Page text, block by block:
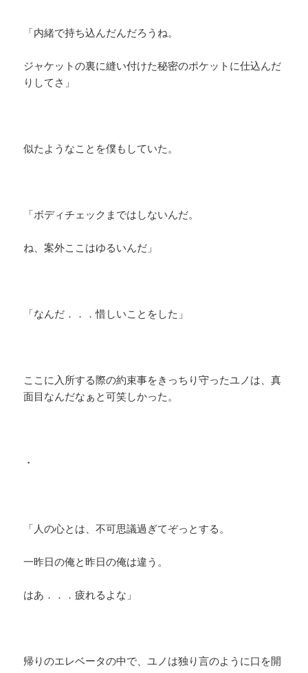
「内緒で持ち込んだんだろうね。
ジャケットの裏に縫い付けた秘密のポケットに仕込んだ
りしてさ」
似たようなことを僕もしていた。
「ボディチェックまではしないんだ。
ね、案外ここはゆるいんだ」
「なんだ．．．惜しいことをした」
ここに入所する際の約束事をきっちり守ったユノは、真
面目なんだなぁと可笑しかった。
・
「人の心とは、不可思議過ぎてぞっとする。
一昨日の俺と昨日の俺は違う。
はあ．．．疲れるよな」
帰りのエレベータの中で、ユノは独り言のように口を開